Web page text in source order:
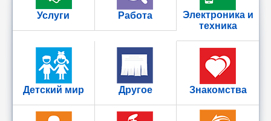
Услуги Работа Электроника и
техника
Детский мир Другое Знакомства